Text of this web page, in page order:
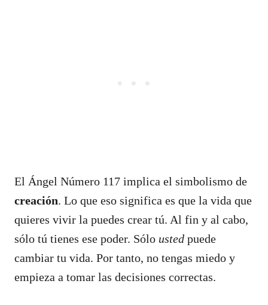
El Ángel Número 117 implica el simbolismo de
creación. Lo que eso significa es que la vida que
quieres vivir la puedes crear tú. Al fin y al cabo,
sólo tú tienes ese poder. Sólo usted puede
cambiar tu vida. Por tanto, no tengas miedo y
empieza a tomar las decisiones correctas.